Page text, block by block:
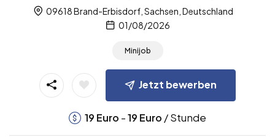
09618 Brand-Erbisdorf, Sachsen, Deutschland
01/08/2026
Minijob
Jetzt bewerben
19 Euro -19 Euro / Stunde